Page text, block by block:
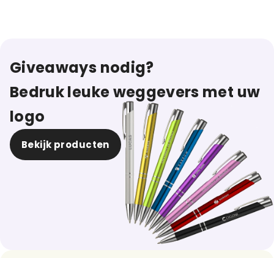
Giveaways nodig?
Bedruk leuke weggevers met uw
logo
Bekijk producten